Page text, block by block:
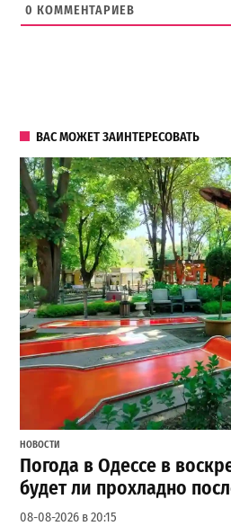
0 КОММЕНТАРИЕВ
ВАС МОЖЕТ ЗАИНТЕРЕСОВАТЬ
НОВОСТИ
Погода в Одессе в
будет ли прохладно
08-08-2026 в 20:15